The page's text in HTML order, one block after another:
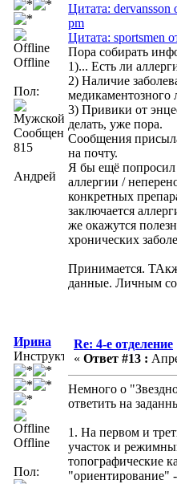
Offline
Пол:
Сообщений:
815
Андрей
Цитата: dervansson
pm
Цитата: sportsmen
Пора собирать
1)... Есть ли
2) Наличие
медикаментозного
3) Привики от
делать, уже пора.
Сообщения
на почту.
Я бы ещё попросил
аллергии /
конкретных
заключается
же окажутся
хронических
Принимается.
данные. Личным
Ирина
Инструктор
Offline
Пол:
Re: 4-е отделение
« Ответ #13 :
Немного о
ответить на
1. На первом и
участок и
топографические
"ориентирование"